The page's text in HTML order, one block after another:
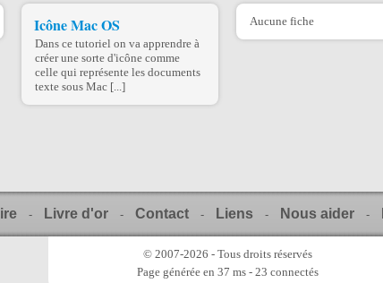
Icône Mac OS
Dans ce tutoriel on va apprendre à
créer une sorte d'icône comme
celle qui représente les documents
texte sous Mac [...]
Aucune fiche
- Livre d'or - Contact - Liens - Nous aider -
© 2007-2026 - Tous droits réservés
Page générée en 37 ms - 23 connectés